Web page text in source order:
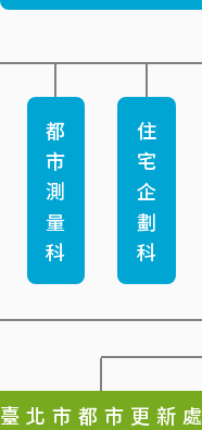
都
市
測
量
科
住
宅
企
劃
科
臺 北 市 都 市 更 新 處